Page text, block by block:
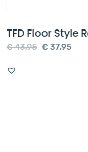
TFD Floor Style
€43,95 €37,95